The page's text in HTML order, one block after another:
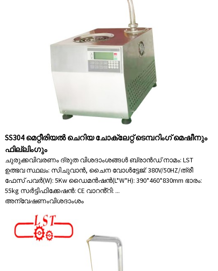
SS304 മെറ്റീരിയൽ ചെറിയ ചോക്ലേറ്റ് ടെമ്പറിംഗ് മെഷീനും
ഫില്ലിംഗും
ചുരുക്കവിവരണം ദ്രുത വിശദാംശങ്ങൾ ബ്രാൻഡ് നാമം: LST
ഉത്ഭവ സ്ഥലം: സിചുവാൻ, ചൈന വോൾട്ടേജ്: 380V/50HZ/ത്രീ
ഫേസ് പവർ(W): 5Kw ഡൈമൻഷൻ(L*W*H): 390*460*830mm ഭാരം:
55kg സർട്ടിഫിക്കേഷൻ: CE വാറൻ്റി: ...
അന്വേഷണംവിശദാംശം